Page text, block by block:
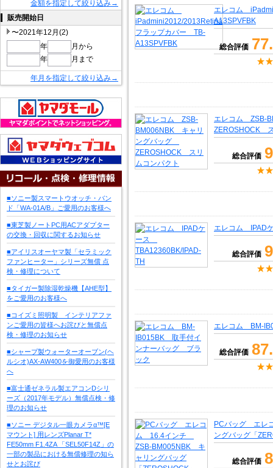
金額を指定して絞り込み→
販売開始日
〜2021年12月(2)
年
月から
年
月まで
年月を指定して絞り込み→
■ソニー製スマートウオッチ・バン
ド「WA-01A/B」ご愛用のお客様へ
■東芝製ノートPC用ACアダプター
の交換・回収に関するお知らせ
■アイリスオーヤマ製「セラミック
ファンヒーター」シリーズ無償 点
検・修理について
■タイガー製除湿乾燥機【AHE型】
をご愛用のお客様へ
■コイズミ照明製 インテリアファ
ンご愛用の皆様へお詫びと無償点
検・修理のお知らせ
■シャープ製ウォーターオーブン(ヘ
ルシオ)AX-AW400を御愛用のお客様
へ
■富士通ゼネラル製エアコンDシリ
ーズ（2017年モデル）無償点検・修
理のお知らせ
■ソニー デジタル一眼カメラα™[E
マウント] 用レンズPlanar T*
FE50mm F1.4ZA 「SEL50F14Z」の
一部の製品における無償修理の知ら
せとお詫び
エレコム
A13SPVFBK
総合評価
エレコム ZSB-
ZEROSHOCK
総合評価
エレコム IPAD
総合評価
エレコム BM-
総合評価
PCバッグ エレ
ングバッグ「
総合評価